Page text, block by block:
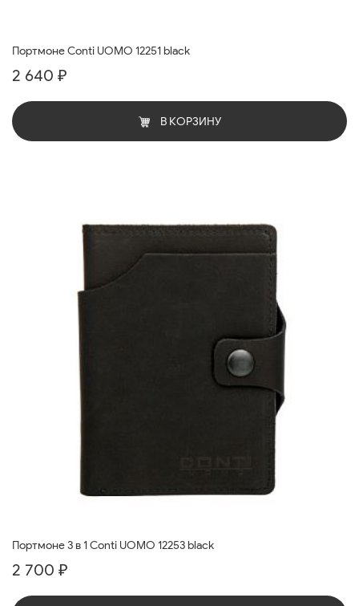
Портмоне Conti UOMO 12251 black
2 640 ₽
В КОРЗИНУ
Портмоне 3 в 1 Conti UOMO 12253 black
2 700 ₽